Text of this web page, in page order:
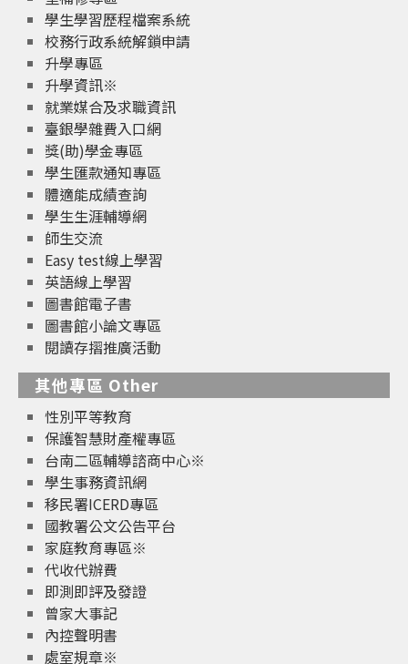
學生學習歷程檔案系統
校務行政系統解鎖申請
升學專區
升學資訊※
就業媒合及求職資訊
臺銀學雜費入口網
獎(助)學金專區
學生匯款通知專區
體適能成績查詢
學生生涯輔導網
師生交流
Easy test線上學習
英語線上學習
圖書館電子書
圖書館小論文專區
閱讀存摺推廣活動
其他專區 Other
性別平等教育
保護智慧財產權專區
台南二區輔導諮商中心※
學生事務資訊網
移民署ICERD專區
國教署公文公告平台
家庭教育專區※
代收代辦費
即測即評及發證
曾家大事記
內控聲明書
處室規章※